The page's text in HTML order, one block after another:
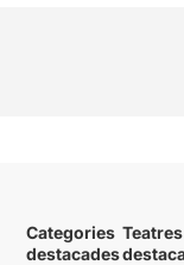
Categories
destacades
Teatres